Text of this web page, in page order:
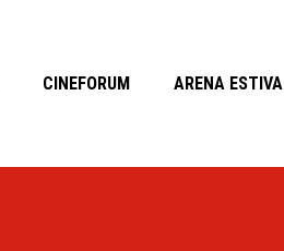
CINEFORUM ARENA ESTIVA